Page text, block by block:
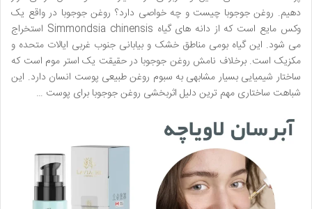
دهیم. روغن جوجوبا چیست و چه خواصی دارد؟ روغن جوجوبا در واقع یک
وکس مایع است که از دانه های گیاه Simmondsia chinensis استخراج
می شود. این گیاه بومی مناطق خشک و بیابانی جنوب غربی ایالات متحده و
مکزیک است. برخلاف نامش روغن جوجوبا در حقیقت یک استر موم است که
ساختار شیمیایی بسیار مشابهی به سبوم روغن طبیعی پوست انسان دارد. این
شباهت ساختاری مهم ترین دلیل اثربخشی روغن جوجوبا برای پوست …